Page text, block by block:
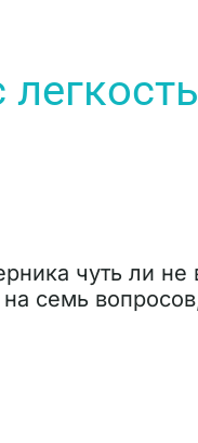
чуть ли
на семь